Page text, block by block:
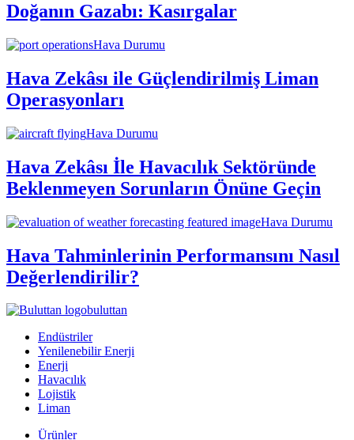
Doğanın Gazabı: Kasırgalar
Hava Durumu
Hava Zekâsı ile Güçlendirilmiş Liman
Operasyonları
Hava Durumu
Hava Zekâsı İle Havacılık Sektöründe
Beklenmeyen Sorunların Önüne Geçin
Hava Durumu
Hava Tahminlerinin Performansını Nasıl
Değerlendirilir?
buluttan
Endüstriler
Yenilenebilir Enerji
Enerji
Havacılık
Lojistik
Liman
Ürünler